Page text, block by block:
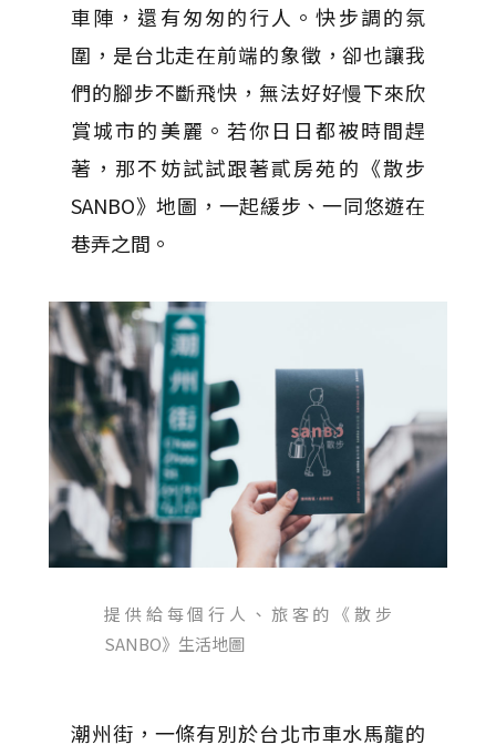
車陣，還有匆匆的行人。快步調的氛
圍，是台北走在前端的象徵，卻也讓我
們的腳步不斷飛快，無法好好慢下來欣
賞城市的美麗。若你日日都被時間趕
著，那不妨試試跟著貳房苑的《散步
SANBO》地圖，一起緩步、一同悠遊在
巷弄之間。
提供給每個行人、旅客的《散步
SANBO》生活地圖
潮州街，一條有別於台北市車水馬龍的